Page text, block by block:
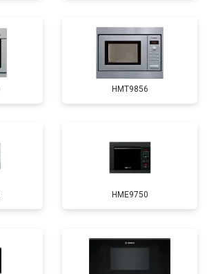
HMT9856
HME9750